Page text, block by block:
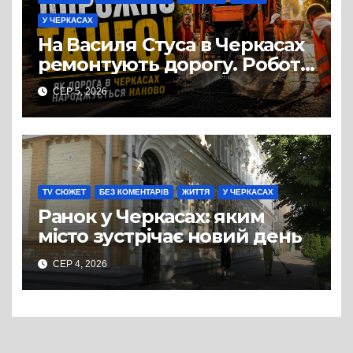
У ЧЕРКАСАХ
На Василя Стуса в Черкасах
ремонтують дорогу. Роботи
ведуться на ділянці від
провулка Івана Сірка до
вулиці Надпільної
СЕР 5, 2026
TV СЮЖЕТ БЕЗ КОМЕНТАРІВ ЖИТТЯ У ЧЕРКАСАХ
Ранок у Черкасах: яким
місто зустрічає новий день
СЕР 4, 2026